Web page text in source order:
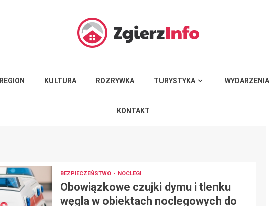
REGION KULTURA ROZRYWKA TURYSTYKA WYDARZENIA
KONTAKT
BEZPIECZEŃSTWO NOCLEGI
Obowiązkowe czujki dymu i tlenku
węgla w obiektach noclegowych do